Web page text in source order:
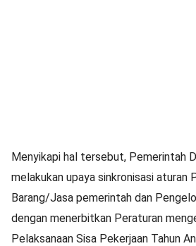
Menyikapi hal tersebut, Pemerintah
melakukan upaya sinkronisasi aturan
Barang/Jasa pemerintah dan
dengan menerbitkan Peraturan
Pelaksanaan Sisa Pekerjaan Tahun